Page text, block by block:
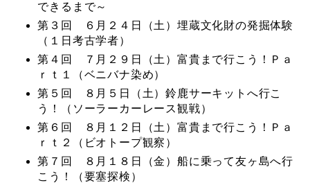
できるまで～
第３回 ６月２４日（土）埋蔵文化財の発掘体験
（１日考古学者）
第４回 ７月２９日（土）富貴まで行こう！Ｐａ
ｒｔ１（ベニバナ染め）
第５回 ８月５日（土）鈴鹿サーキットへ行こ
う！（ソーラーカーレース観戦）
第６回 ８月１２日（土）富貴まで行こう！Ｐａ
ｒｔ２（ビオトープ観察）
第７回 ８月１８日（金）船に乗って友ヶ島へ行
こう！（要塞探検）